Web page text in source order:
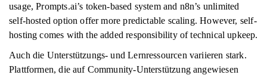
usage, Prompts.ai’s token-based system and n8n’s unlimited
self-hosted option offer more predictable scaling. However, self-
hosting comes with the added responsibility of technical upkeep.
Auch die Unterstützungs- und Lernressourcen variieren stark.
Plattformen, die auf Community-Unterstützung angewiesen